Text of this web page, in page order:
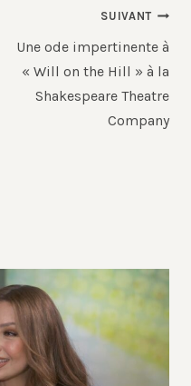
SUIVANT
Une ode impertinente à
« Will on the Hill » à la
Shakespeare Theatre
Company